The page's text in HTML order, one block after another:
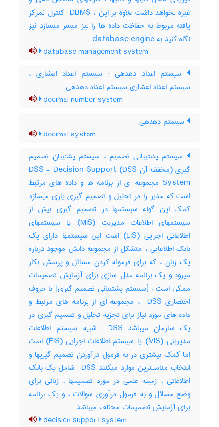
غیره نخواهد داشت علاوه بر این ، ‎ DBMS کنترل تمرکز
یافته مربوط به حفاظت داده ها را نیز میسر میسازد نیز
نگاه کنید به ‎ database engine
database management system
سیستم اعداد دهدهی ؛ سیستم اعداد اعشاری ،
سیستم اعداد اعشاری سیستم اعداد دهدهی
decimal number system
سیستم دهدهی
decimal system
سیستم پشتیبانی تصمیم ، سیستم پشتیبان تصمیم
گیری (مخفف آن DSS) DSS - Decision Support
System مجموعه ای از برنامه ها و داده های مرتبط
است که مدیر را در تحلیل و تصمیم گیری یاری میسازد
کمک این گونه سیستمها در تصمیم گیری بیش از
سیستمهای اطلاعات مدیریت (MIS) یا سیستمهای
اطلاعاتی اجرایی (EIS) است این سیستمها دارای یک
بانک اطلاعاتی ، متشکل از مجموعه دانش موجود درباره
یک زبان ، که برای فرموله کردن مسائل و پرسش بکار
میرود و یک برنامه مدل سازی برای آزمایش تصمیمات
ممکن است ، [سیستم پشتیبانی تصمیم گیری] با حروف
اختصاری ‎ DSS ، مجموعه ای از برنامه های مرتبط و
داده های مورد نیاز برای تجزیه تحلیل و تصمیم گیری در
یک سازمان میباشد ‎ DSS شبیه سیستم اطلاعات
مدیریتی (‎MIS) یا سیستم اطلاعات اجرایی (‎EIS) است
اما کمک بیشتری در به فرمول درآوردن تصمیم گیریها و
انتخاب مناسبترین موارد میکنند ‎ DSS شامل یک بانک
اطلاعاتی ، زمینه علمی در مورد تصمیمها ، زبانی برای
وضع مسائل و به فرمول درآوری سوالات ، و یک برنامه
برای آزمایش تصمیمات مختلف میباشد
decision support system